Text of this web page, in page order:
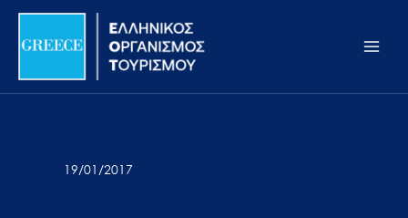
Σημείωση:
ιστότοπος
προσβασιμότητας.
Μετάβαση
περιεχόμενο
19/01/2017